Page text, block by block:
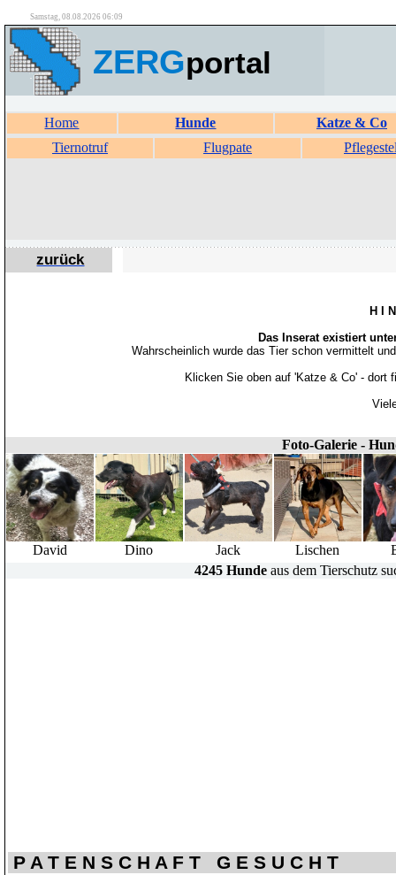
Samstag, 08.08.2026 06:09
ZERGportal
Home Hunde
Katze & Co
Tiernotruf
Flugpate
zurück
H I
Das Inserat existiert
Wahrscheinlich wurde das Tier schon vermittelt
Klicken Sie oben auf 'Katze & Co' - dort
Foto-Galerie -
David Dino Jack Lischen
4245 Hunde aus dem Tierschutz
P A T E N S C H A F T G E S U C H T